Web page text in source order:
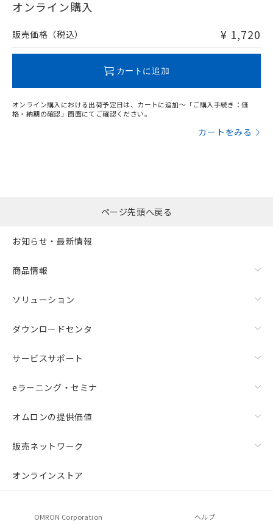
在庫等で未対応品が混在する可能性があります。
問い合わせください。
オンライン購入
販売価格（税込） ¥ 1,720
カートに追加
オンライン購入における出荷予定日は、カートに追加～「ご購入手続き：価
格・納期の確認」画面にてご確認ください。
カートをみる
ページ先頭へ戻る
お知らせ・最新情報
商品情報
ソリューション
ダウンロードセンタ
サービスサポート
eラーニング・セミナ
オムロンの提供価値
販売ネットワーク
オンラインストア
OMRON Corporation ヘルプ